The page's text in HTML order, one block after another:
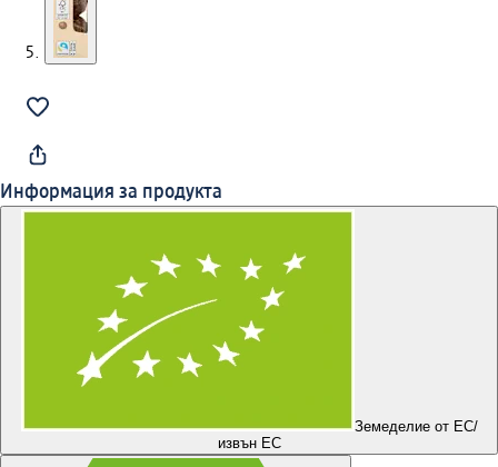
Информация за продукта
Земеделие от ЕС/
извън ЕС